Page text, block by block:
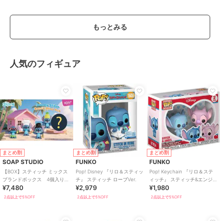
もっとみる
人気のフィギュア
まとめ割
SOAP STUDIO
【BOX】スティッチ ミックス
ブランドボックス 4個入り
BOX
¥7,480
2点以上で5%OFF
まとめ割
FUNKO
Pop! Disney 『リロ＆スティッ
チ』 スティッチ ローブVer.
¥2,979
2点以上で5%OFF
まとめ割
FUNKO
Pop! Keychain 『リロ＆ステ
ィッチ』 スティッチ&エンジェ
ル 2個セット
¥1,980
2点以上で5%OFF